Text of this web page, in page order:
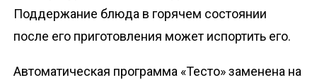
Поддержание блюда в горячем состоянии
после его приготовления может испортить его.
Автоматическая программа «Тесто» заменена на